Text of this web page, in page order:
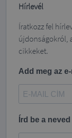
Hírlevél
Íratkozz fel
újdonságokról,
cikkeket.
Add meg az
Írd be a neved